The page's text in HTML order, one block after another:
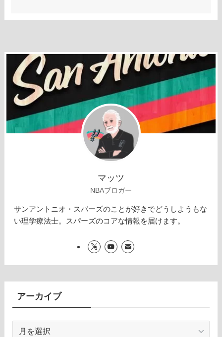
マッツ
NBAブロガー
サンアントニオ・スパーズのことが好きでどうしようもな
い理学療法士。スパーズのコアな情報を届けます。
アーカイブ